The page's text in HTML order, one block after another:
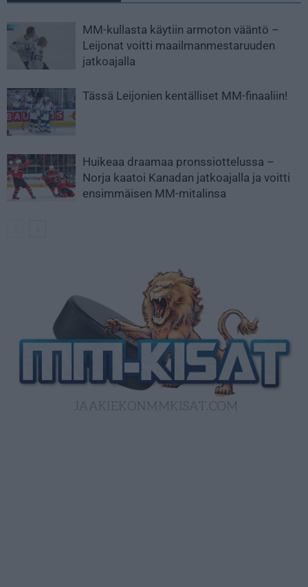
MM-kullasta käytiin armoton vääntö –
Leijonat voitti maailmanmestaruuden
jatkoajalla
Tässä Leijonien kentälliset MM-finaaliin!
Huikeaa draamaa pronssiottelussa –
Norja kaatoi Kanadan jatkoajalla ja voitti
ensimmäisen MM-mitalinsa